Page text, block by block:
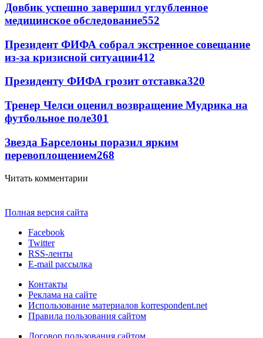
Довбик успешно завершил углубленное
медицинское обследование552
Президент ФИФА собрал экстренное совещание
из-за кризисной ситуации412
Президенту ФИФА грозит отставка320
Тренер Челси оценил возвращение Мудрика на
футбольное поле301
Звезда Барселоны поразил ярким
перевоплощением268
Читать комментарии
Полная версия сайта
Facebook
Twitter
RSS-ленты
E-mail рассылка
Контакты
Реклама на сайте
Использование материалов korrespondent.net
Правила пользования сайтом
Договор пользования сайтом